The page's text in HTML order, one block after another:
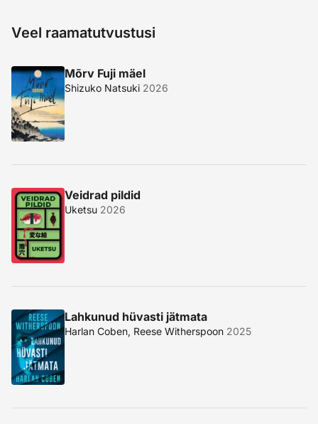
Veel raamatutvustusi
Mõrv Fuji mäel
Shizuko Natsuki 2026
Veidrad pildid
Uketsu 2026
Lahkunud hüvasti jätmata
Harlan Coben, Reese Witherspoon 2025